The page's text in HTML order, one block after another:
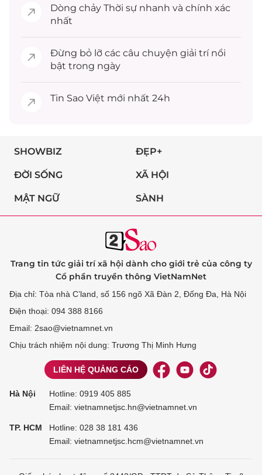
Dòng chảy Thời sự nhanh và chính xác
nhất
Đừng bỏ lỡ các câu chuyện giải trínổi
bật trong ngày
Tin Sao Việt mới nhất 24h
SHOWBIZ ĐẸP+
ĐỜI SỐNG XÃ HỘI
MẬT NGỮ SÀNH
Trang tin tức giải trí xã hội dành cho giới trẻ của công ty
Cổ phần truyền thông VietNamNet
Địa chỉ: Tòa nhà C’land, số 156 ngõ Xã Đàn 2, Đống Đa, Hà Nội
Điện thoại: 094 388 8166
Email: 2sao@vietnamnet.vn
Chịu trách nhiệm nội dung: Trương Thị Minh Hưng
LIÊN HỆ QUẢNG CÁO
Hà Nội Hotline: 0919 405 885
Email: vietnamnetjsc.hn@vietnamnet.vn
TP. HCM Hotline: 028 38 181 436
Email: vietnamnetjsc.hcm@vietnamnet.vn